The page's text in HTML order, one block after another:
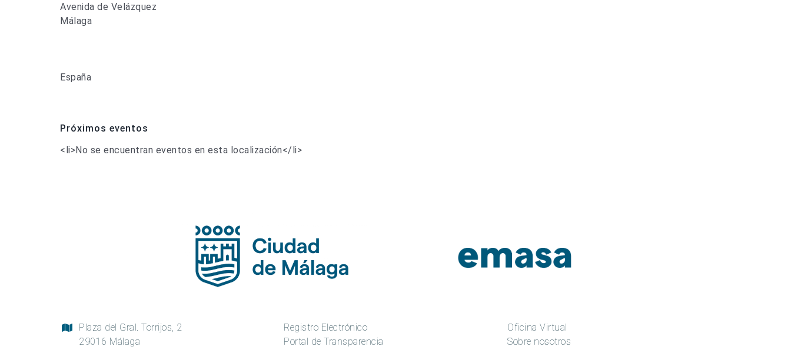
Avenida de Velázquez
Málaga
España
Próximos eventos
<li>No se encuentran eventos en esta localización</li>
Plaza del Gral. Torrijos, 2
29016 Málaga
Registro Electrónico
Portal de Transparencia
Oficina Virtual
Sobre nosotros